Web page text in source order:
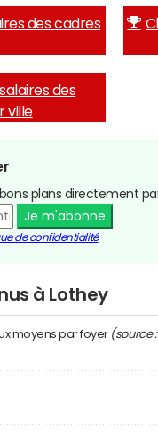
des cadres
des
ville
plans directement
Je m'abonne
de confidentialité
à Lothey
moyens par foyer (source